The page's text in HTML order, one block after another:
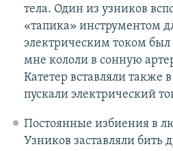
тела. Один из узников
«тапика» инструментом
электрическим током был
мне кололи в сонную
Катетер вставляли также
пускали электрический
Постоянные избиения в
Узников заставляли бить